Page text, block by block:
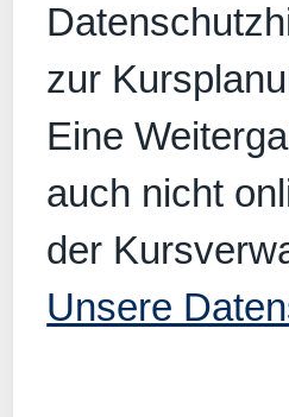
zur
Eine
auch nicht
der
Unsere